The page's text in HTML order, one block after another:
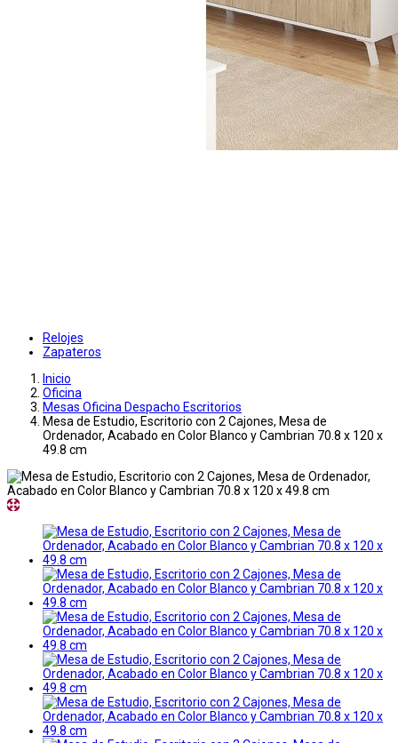
Relojes
Zapateros
Inicio
Oficina
Mesas Oficina Despacho Escritorios
Mesa de Estudio, Escritorio con 2 Cajones, Mesa de
Ordenador, Acabado en Color Blanco y Cambrian 70.8 x 120 x
49.8 cm